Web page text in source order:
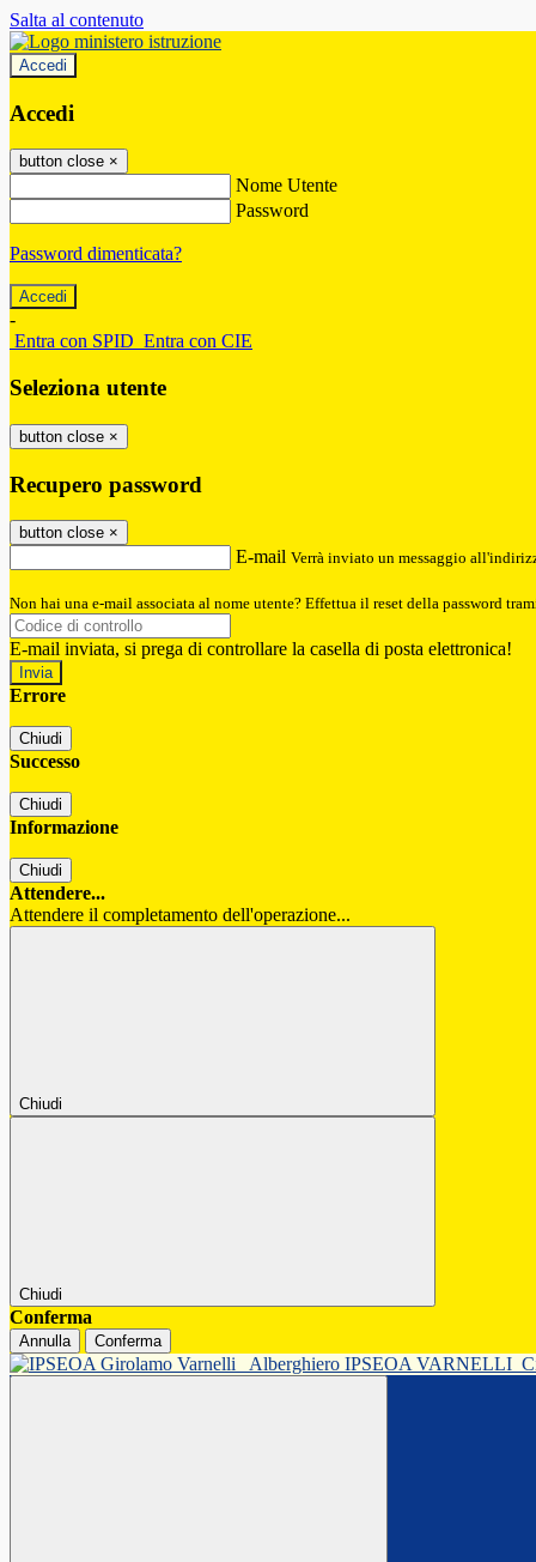
Salta al contenuto
Accedi
Accedi
button close ×
Nome Utente
Password
Password dimenticata?
-
Entra con SPID Entra con CIE
Seleziona utente
button close ×
Recupero password
button close ×
E-mail Verrà inviato un messaggio
Non hai una e-mail associata al nome utente? Effettua il reset della password
E-mail inviata, si prega di controllare la casella di posta elettronica!
Errore
Chiudi
Successo
Chiudi
Informazione
Chiudi
Attendere...
Attendere il completamento dell'operazione...
Chiudi
Chiudi
Conferma
Annulla Conferma
Alberghiero IPSEOA VARNELLI